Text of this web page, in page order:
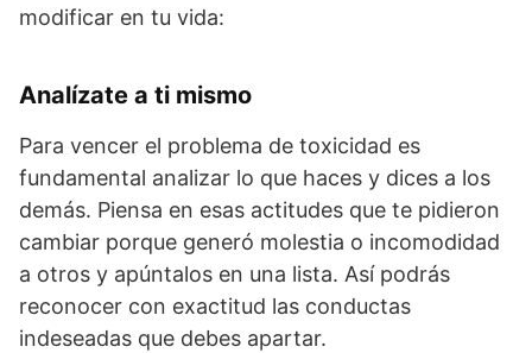
modificar en tu vida:
Analízate a ti mismo
Para vencer el problema de toxicidad es
fundamental analizar lo que haces y dices a los
demás. Piensa en esas actitudes que te pidieron
cambiar porque generó molestia o incomodidad
a otros y apúntalos en una lista. Así podrás
reconocer con exactitud las conductas
indeseadas que debes apartar.